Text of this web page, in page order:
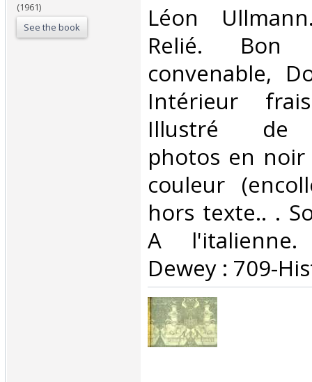
(1961)
See the book
‎Léon
Relié. Bon
convenable,
Intérieur
Illustré de
photos en
couleur
hors texte.. .
A l'italienne.
Dewey : 709-